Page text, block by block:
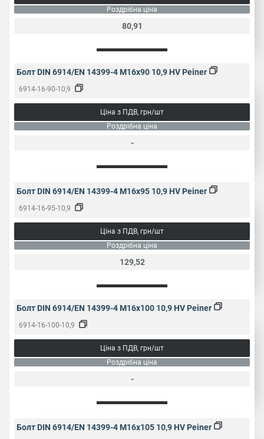
Роздрібна ціна
80,91
Болт DIN 6914/EN 14399-4 M16x90 10,9 HV Peiner
6914-16-90-10,9
Ціна з ПДВ, грн/шт
Роздрібна ціна
-
Болт DIN 6914/EN 14399-4 M16x95 10,9 HV Peiner
6914-16-95-10,9
Ціна з ПДВ, грн/шт
Роздрібна ціна
129,52
Болт DIN 6914/EN 14399-4 M16x100 10,9 HV Peiner
6914-16-100-10,9
Ціна з ПДВ, грн/шт
Роздрібна ціна
-
Болт DIN 6914/EN 14399-4 M16x105 10,9 HV Peiner